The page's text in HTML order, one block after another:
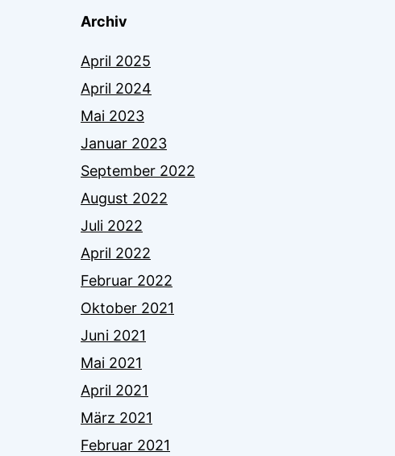
Archiv
April 2025
April 2024
Mai 2023
Januar 2023
September 2022
August 2022
Juli 2022
April 2022
Februar 2022
Oktober 2021
Juni 2021
Mai 2021
April 2021
März 2021
Februar 2021